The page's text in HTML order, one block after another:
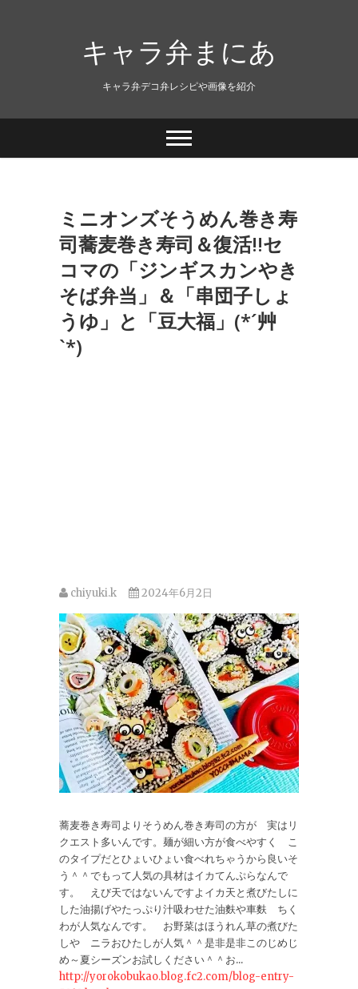
キャラ弁まにあ
キャラ弁デコ弁レシピや画像を紹介
ミニオンズそうめん巻き寿
司蕎麦巻き寿司＆復活!!セ
コマの「ジンギスカンやき
そば弁当」＆「串団子しょ
うゆ」と「豆大福」(*´艸
`*)
chiyuki.k 2024年6月2日
蕎麦巻き寿司よりそうめん巻き寿司の方が 実はリ
クエスト多いんです。麺が細い方が食べやすく こ
のタイプだとひょいひょい食べれちゃうから良いそ
う＾＾でもって人気の具材はイカてんぷらなんで
す。 えび天ではないんですよイカ天と煮びたしに
した油揚げやたっぷり汁吸わせた油麩や車麩 ちく
わが人気なんです。 お野菜はほうれん草の煮びた
しや ニラおひたしが人気＾＾是非是非このじめじ
め～夏シーズンお試しください＾＾お...
http://yorokobukao.blog.fc2.com/blog-entry-